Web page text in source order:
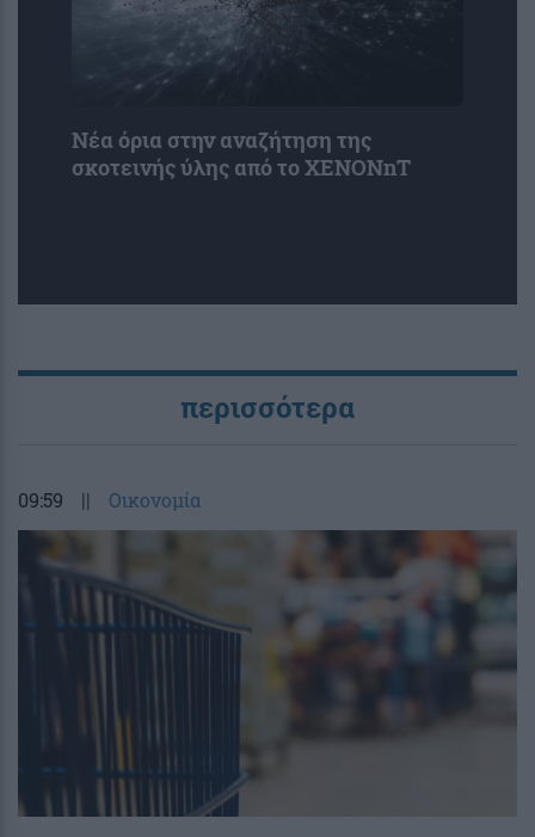
Νέα όρια στην αναζήτηση της
σκοτεινής ύλης από το XENONnT
περισσότερα
09:59 || Οικονομία